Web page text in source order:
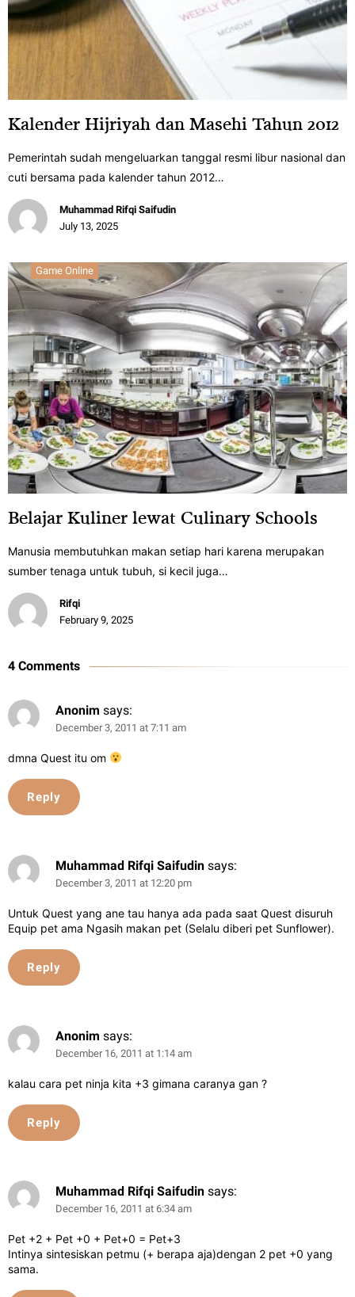
Kalender Hijriyah dan Masehi Tahun 2012
Pemerintah sudah mengeluarkan tanggal resmi libur nasional dan
cuti bersama pada kalender tahun 2012…
Muhammad Rifqi Saifudin
July 13, 2025
Game Online
Belajar Kuliner lewat Culinary Schools
Manusia membutuhkan makan setiap hari karena merupakan
sumber tenaga untuk tubuh, si kecil juga…
Rifqi
February 9, 2025
4 Comments
Anonim says:
December 3, 2011 at 7:11 am
dmna Quest itu om
Reply
Muhammad Rifqi Saifudin says:
December 3, 2011 at 12:20 pm
Untuk Quest yang ane tau hanya ada pada saat Quest disuruh
Equip pet ama Ngasih makan pet (Selalu diberi pet Sunflower).
Reply
Anonim says:
December 16, 2011 at 1:14 am
kalau cara pet ninja kita +3 gimana caranya gan ?
Reply
Muhammad Rifqi Saifudin says:
December 16, 2011 at 6:34 am
Pet +2 + Pet +0 + Pet+0 = Pet+3
Intinya sintesiskan petmu (+ berapa aja)dengan 2 pet +0 yang
sama.